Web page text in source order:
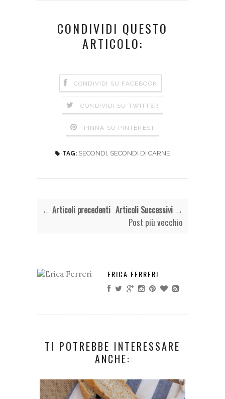
CONDIVIDI QUESTO
ARTICOLO:
CONDIVIDI SU FACEBOOK
CONDIVIDI SU TWITTER
PINNA SU PINTEREST
TAG: SECONDI, SECONDI DI CARNE
← Articoli precedenti Articoli Successivi →
Post più vecchio
ERICA FERRERI
TI POTREBBE INTERESSARE
ANCHE: